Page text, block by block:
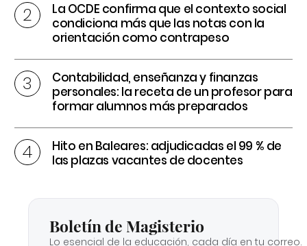
La OCDE confirma que el contexto social
condiciona más que las notas con la
orientación como contrapeso
Contabilidad, enseñanza y finanzas
personales: la receta de un profesor para
formar alumnos más preparados
Hito en Baleares: adjudicadas el 99 % de
las plazas vacantes de docentes
Boletín de Magisterio
Lo esencial de la educación, cada día en tu correo.